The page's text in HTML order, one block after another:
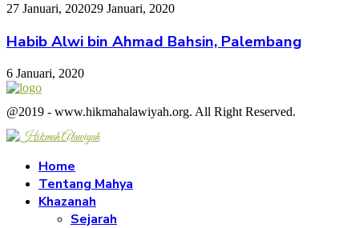
27 Januari, 202029 Januari, 2020
Habib Alwi bin Ahmad Bahsin, Palembang
6 Januari, 2020
@2019 - www.hikmahalawiyah.org. All Right Reserved.
Home
Tentang Mahya
Khazanah
Sejarah